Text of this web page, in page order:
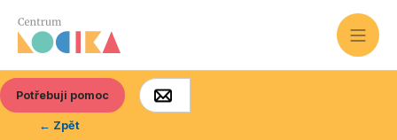
Potřebuji pomoc
← Zpět